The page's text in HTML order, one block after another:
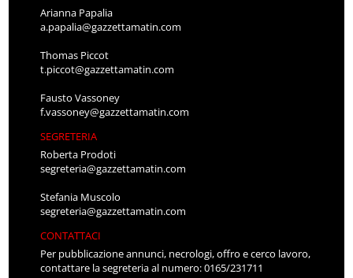
Arianna Papalia
a.papalia@gazzettamatin.com
Thomas Piccot
t.piccot@gazzettamatin.com
Fausto Vassoney
f.vassoney@gazzettamatin.com
SEGRETERIA
Roberta Prodoti
segreteria@gazzettamatin.com
Stefania Muscolo
segreteria@gazzettamatin.com
CONTATTACI
Per pubblicazione annunci, necrologi, offro e cerco lavoro,
contattare la segreteria al numero: 0165/231711